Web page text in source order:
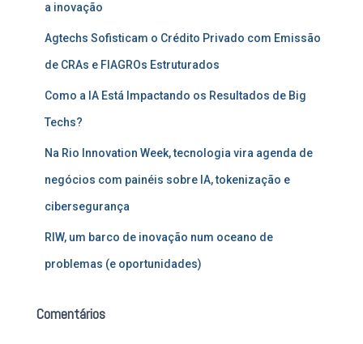
a inovação
Agtechs Sofisticam o Crédito Privado com Emissão
de CRAs e FIAGROs Estruturados
Como a IA Está Impactando os Resultados de Big
Techs?
Na Rio Innovation Week, tecnologia vira agenda de
negócios com painéis sobre IA, tokenização e
cibersegurança
RIW, um barco de inovação num oceano de
problemas (e oportunidades)
Comentários